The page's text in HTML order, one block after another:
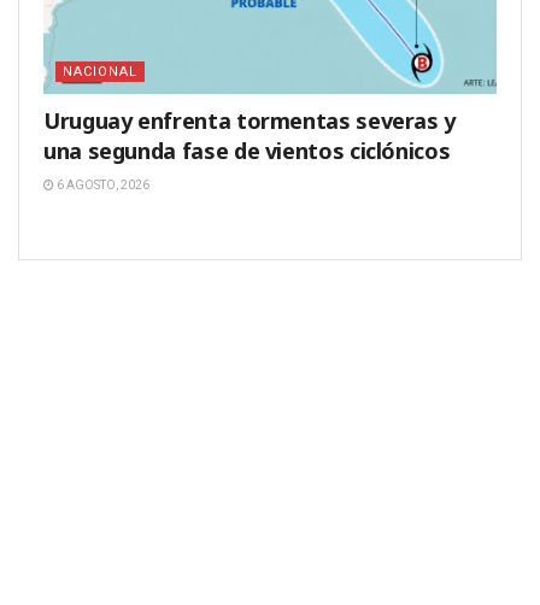
NACIONAL
Uruguay enfrenta tormentas severas y
una segunda fase de vientos ciclónicos
6 AGOSTO, 2026